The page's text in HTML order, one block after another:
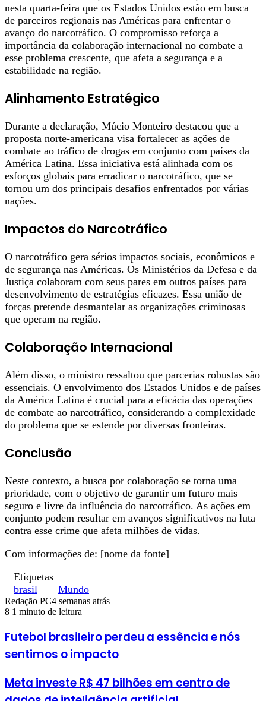
nesta quarta-feira que os Estados Unidos estão em busca
de parceiros regionais nas Américas para enfrentar o
avanço do narcotráfico. O compromisso reforça a
importância da colaboração internacional no combate a
esse problema crescente, que afeta a segurança e a
estabilidade na região.
Alinhamento Estratégico
Durante a declaração, Múcio Monteiro destacou que a
proposta norte-americana visa fortalecer as ações de
combate ao tráfico de drogas em conjunto com países da
América Latina. Essa iniciativa está alinhada com os
esforços globais para erradicar o narcotráfico, que se
tornou um dos principais desafios enfrentados por várias
nações.
Impactos do Narcotráfico
O narcotráfico gera sérios impactos sociais, econômicos e
de segurança nas Américas. Os Ministérios da Defesa e da
Justiça colaboram com seus pares em outros países para
desenvolvimento de estratégias eficazes. Essa união de
forças pretende desmantelar as organizações criminosas
que operam na região.
Colaboração Internacional
Além disso, o ministro ressaltou que parcerias robustas são
essenciais. O envolvimento dos Estados Unidos e de países
da América Latina é crucial para a eficácia das operações
de combate ao narcotráfico, considerando a complexidade
do problema que se estende por diversas fronteiras.
Conclusão
Neste contexto, a busca por colaboração se torna uma
prioridade, com o objetivo de garantir um futuro mais
seguro e livre da influência do narcotráfico. As ações em
conjunto podem resultar em avanços significativos na luta
contra esse crime que afeta milhões de vidas.
Com informações de: [nome da fonte]
Etiquetas
brasil
Mundo
Redação PC4 semanas atrás
8 1 minuto de leitura
Futebol brasileiro perdeu a essência e nós
sentimos o impacto
Meta investe R$ 47 bilhões em centro de